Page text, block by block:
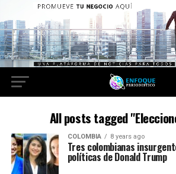
All posts tagged
COLOMBIA 8 years ago
Tres colombianas
políticas de Donald Trump